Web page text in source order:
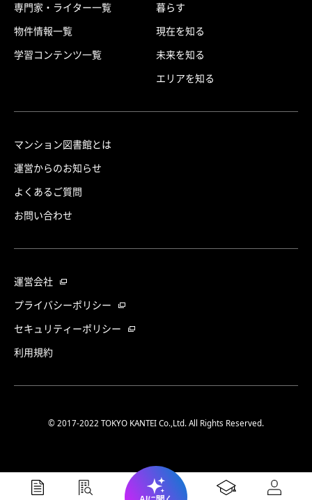
専門家・ライター一覧
物件情報一覧
学習コンテンツ一覧
暮らす
現在を知る
未来を知る
エリアを知る
マンション図書館とは
運営からのお知らせ
よくあるご質問
お問い合わせ
運営会社
プライバシーポリシー
セキュリティーポリシー
利用規約
© 2017-2022 TOKYO KANTEI Co.,Ltd. All Rights Reserved.